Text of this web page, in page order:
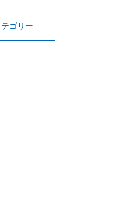
テゴリー